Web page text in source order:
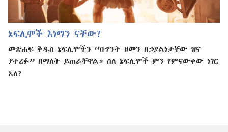
ኔፍሊሞች እነማን ናቸው?
መጽሐፍ ቅዱስ ኔፍሊሞችን “በጥንት ዘመን በኃያልነታቸው ዝና
ያተረፉ” በማለት ይጠራቸዋል። ስለ ኔፍሊሞች ምን የምናውቀው ነገር
አለ?